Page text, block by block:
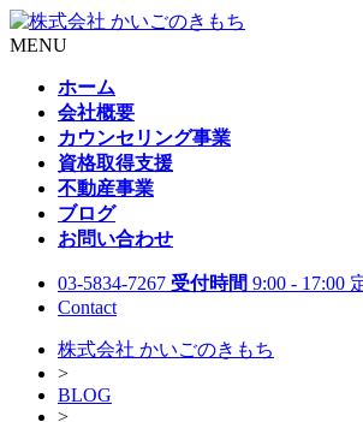
MENU
ホーム
会社概要
カウンセリング事業
資格取得支援
不動産事業
ブログ
お問い合わせ
03-5834-7267 受付時間 9:00 - 17:00
Contact
株式会社 かいごのきもち
>
BLOG
>